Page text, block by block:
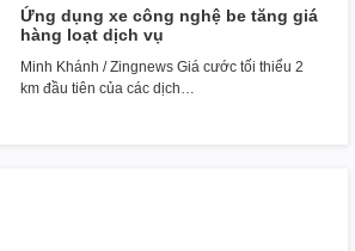
Ứng dụng xe công nghệ be tăng giá
hàng loạt dịch vụ
Minh Khánh / Zingnews Giá cước tối thiểu 2
km đầu tiên của các dịch…